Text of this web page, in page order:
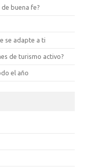
buena fe?
se adapte a ti
de turismo activo?
el año